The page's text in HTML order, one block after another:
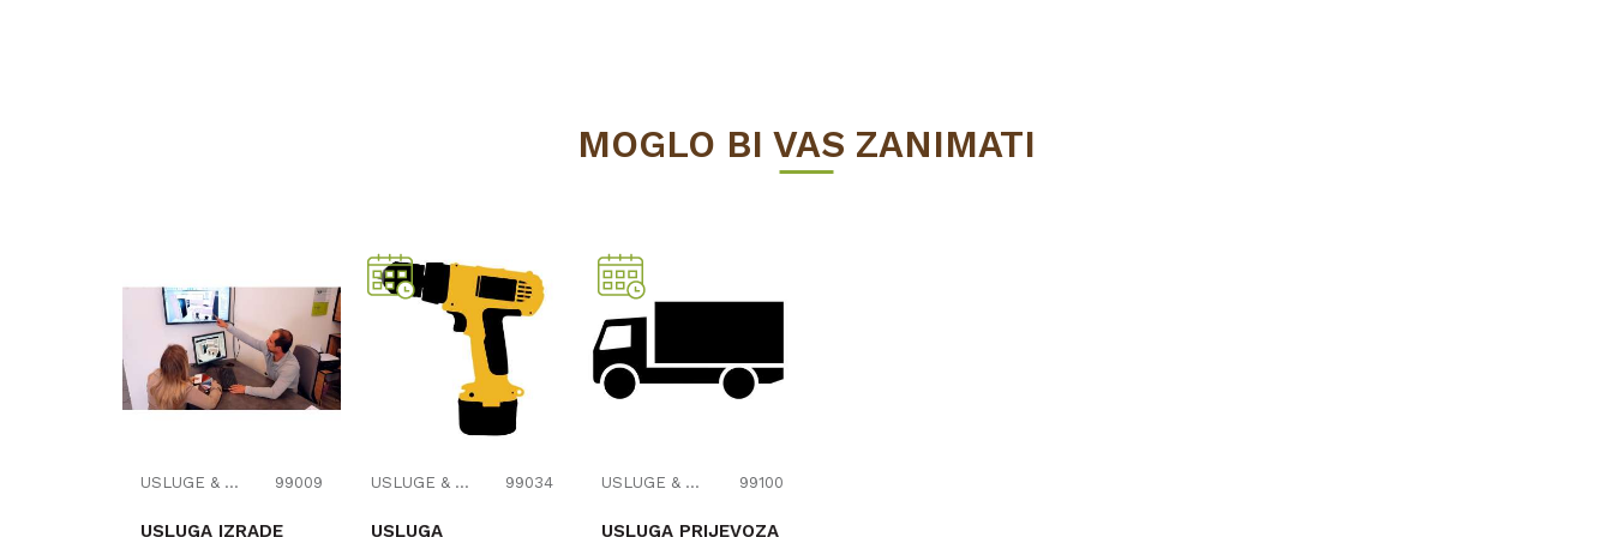
MOGLO BI VAS ZANIMATI
USLUGE & OSTALO 99009
USLUGA IZRADE
USLUGE & OSTALO 99034
USLUGA
USLUGE & OSTALO 99100
USLUGA PRIJEVOZA